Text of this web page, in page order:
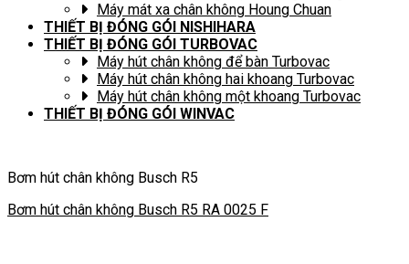
Máy mát xa chân không Houng Chuan
THIẾT BỊ ĐÓNG GÓI NISHIHARA
THIẾT BỊ ĐÓNG GÓI TURBOVAC
Máy hút chân không để bàn Turbovac
Máy hút chân không hai khoang Turbovac
Máy hút chân không một khoang Turbovac
THIẾT BỊ ĐÓNG GÓI WINVAC
Bơm hút chân không Busch R5
Bơm hút chân không Busch R5 RA 0025 F